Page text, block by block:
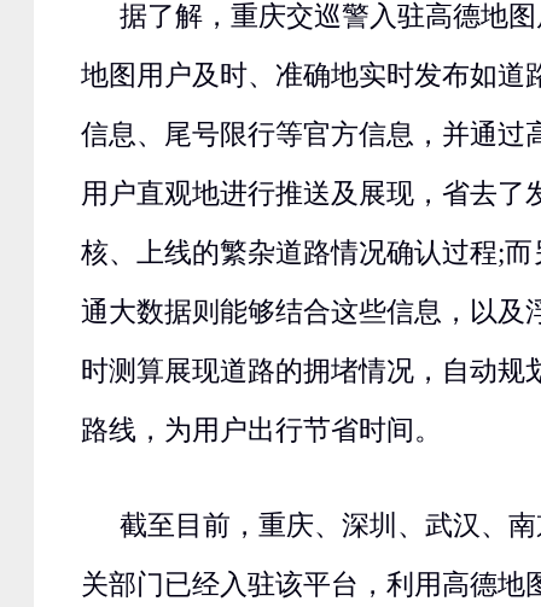
据了解，重庆交巡警入驻高德地
地图用户及时、准确地实时发布如道
信息、尾号限行等官方信息，并通过
用户直观地进行推送及展现，省去了
核、上线的繁杂道路情况确认过程;
通大数据则能够结合这些信息，以及
时测算展现道路的拥堵情况，自动规
路线，为用户出行节省时间。
截至目前，重庆、深圳、武汉、
关部门已经入驻该平台，利用高德地